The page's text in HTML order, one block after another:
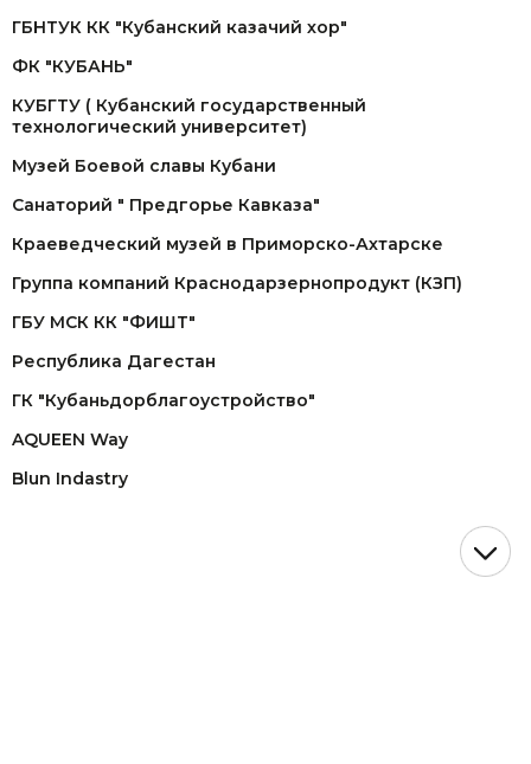
ГБНТУК КК "Кубанский казачий хор"
ФК "КУБАНЬ"
КУБГТУ ( Кубанский государственный
технологический университет)
Музей Боевой славы Кубани
Санаторий " Предгорье Кавказа"
Краеведческий музей в Приморско-Ахтарске
Группа компаний Краснодарзернопродукт (КЗП)
ГБУ МСК КК "ФИШТ"
Республика Дагестан
ГК "Кубаньдорблагоустройство"
AQUEEN Way
Blun Indastry